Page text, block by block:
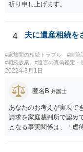
祈り申し上げます。
4 夫に遺産相続を
#家族間の相続トラブル #自筆
#相続放棄
#遺言の真偽鑑定・
2022年3月1日
匿名B 弁護士
あなたのお考えが実現で
請求を家庭裁判所で認め
となる事実関係は、「虐
「廃除」は遺言でも可能